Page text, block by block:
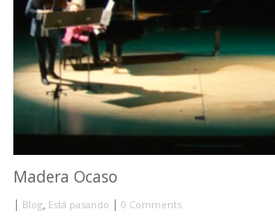
Madera Ocaso
| Blog, Está pasando | 0 Comments